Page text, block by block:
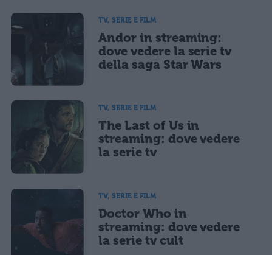
TV, SERIE E FILM
Andor in streaming:
dove vedere la serie tv
della saga Star Wars
TV, SERIE E FILM
The Last of Us in
streaming: dove vedere
la serie tv
TV, SERIE E FILM
Doctor Who in
streaming: dove vedere
la serie tv cult